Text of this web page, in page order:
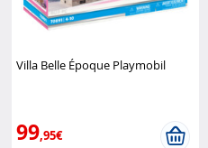
Villa Belle Époque Playmobil
99,95€